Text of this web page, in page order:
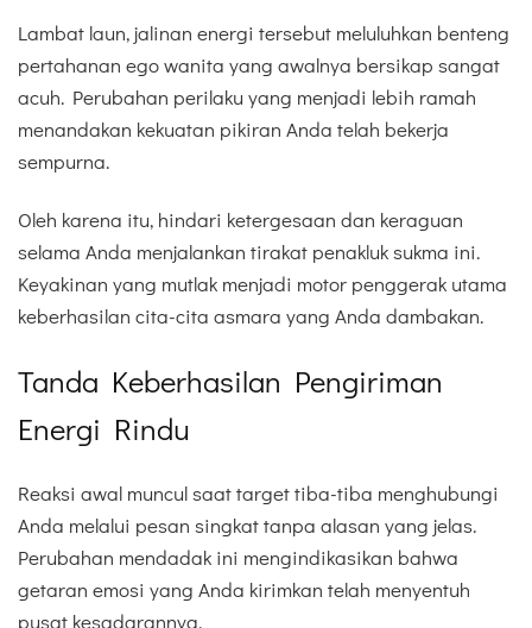
Lambat laun, jalinan energi tersebut meluluhkan benteng
pertahanan ego wanita yang awalnya bersikap sangat
acuh. Perubahan perilaku yang menjadi lebih ramah
menandakan kekuatan pikiran Anda telah bekerja
sempurna.
Oleh karena itu, hindari ketergesaan dan keraguan
selama Anda menjalankan tirakat penakluk sukma ini.
Keyakinan yang mutlak menjadi motor penggerak utama
keberhasilan cita-cita asmara yang Anda dambakan.
Tanda Keberhasilan Pengiriman
Energi Rindu
Reaksi awal muncul saat target tiba-tiba menghubungi
Anda melalui pesan singkat tanpa alasan yang jelas.
Perubahan mendadak ini mengindikasikan bahwa
getaran emosi yang Anda kirimkan telah menyentuh
pusat kesadarannya.